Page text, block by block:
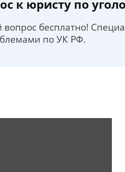
к юристу по
вопрос бесплатно!
по УК РФ.